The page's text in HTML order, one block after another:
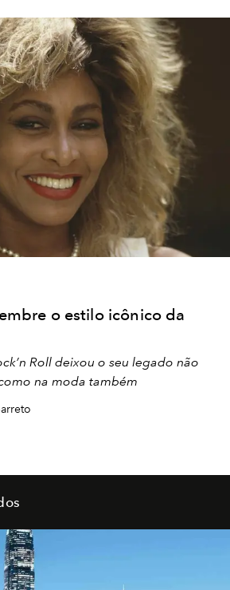
o estilo icônico da
Roll deixou o seu legado não
na moda também